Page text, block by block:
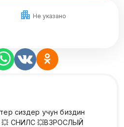
Не указано
сиздер учун биздин
💥 СНИЛС 💥ВЗРОСЛЫЙ